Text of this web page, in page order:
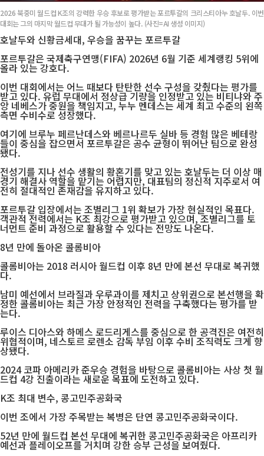
2026 북중미 월드컵 K조의 강력한 우승 후보로 평가받는 포르투갈의 크리스티아누 호날두. 이번
대회는 그의 마지막 월드컵 무대가 될 가능성이 높다. (사진=AI 생성 이미지)
호날두와 신황금세대, 우승을 꿈꾸는 포르투갈
포르투갈은 국제축구연맹(FIFA) 2026년 6월 기준 세계랭킹 5위에
올라 있는 강호다.
이번 대회에서는 어느 때보다 탄탄한 선수 구성을 갖췄다는 평가를
받고 있다. 유럽 무대에서 정상급 기량을 인정받고 있는 비티냐와 주
앙 네베스가 중원을 책임지고, 누누 멘데스는 세계 최고 수준의 왼쪽
측면 수비수로 성장했다.
여기에 브루누 페르난데스와 베르나르두 실바 등 경험 많은 베테랑
들이 중심을 잡으면서 포르투갈은 공수 균형이 뛰어난 팀으로 완성
됐다.
전성기를 지나 선수 생활의 황혼기를 맞고 있는 호날두는 더 이상 매
경기 해결사 역할을 맡기는 어렵지만, 대표팀의 정신적 지주로서 여
전히 절대적인 존재감을 유지하고 있다.
포르투갈 입장에서는 조별리그 1위 확보가 가장 현실적인 목표다.
객관적 전력에서는 K조 최강으로 평가받고 있으며, 조별리그를 토
너먼트 준비 과정으로 활용할 수 있다는 전망도 나온다.
8년 만에 돌아온 콜롬비아
콜롬비아는 2018 러시아 월드컵 이후 8년 만에 본선 무대로 복귀했
다.
남미 예선에서 브라질과 우루과이를 제치고 상위권으로 본선행을 확
정한 콜롬비아는 최근 가장 안정적인 전력을 구축했다는 평가를 받
는다.
루이스 디아스와 하메스 로드리게스를 중심으로 한 공격진은 여전히
위협적이며, 네스토르 로렌소 감독 부임 이후 수비 조직력도 크게 향
상됐다.
2024 코파 아메리카 준우승 경험을 바탕으로 콜롬비아는 사상 첫 월
드컵 4강 진출이라는 새로운 목표에 도전하고 있다.
K조 최대 변수, 콩고민주공화국
이번 조에서 가장 주목받는 복병은 단연 콩고민주공화국이다.
52년 만에 월드컵 본선 무대에 복귀한 콩고민주공화국은 아프리카
예선과 플레이오프를 거치며 강한 승부 근성을 보여줬다.